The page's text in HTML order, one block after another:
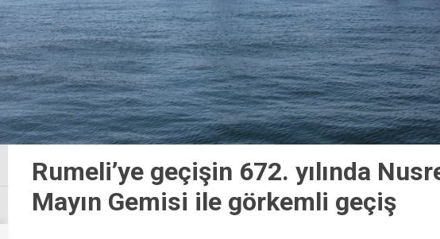
Rumeli’ye geçişin 672. yılında
Mayın Gemisi ile görkemli geçiş